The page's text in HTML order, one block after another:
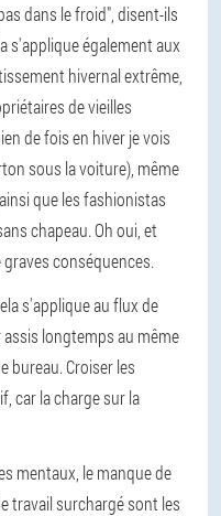
dans le froid", disent-ils
s'applique également aux
hivernal extrême,
de vieilles
de fois en hiver je vois
sous la voiture), même
que les fashionistas
chapeau. Oh oui, et
conséquences.
s'applique au flux de
longtemps au même
bureau. Croiser les
car la charge sur la
mentaux, le manque de
travail surchargé sont les